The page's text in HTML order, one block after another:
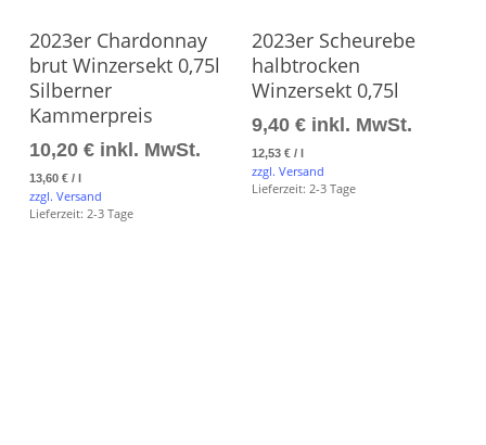
Produkt Ansehen
2023er Chardonnay
brut Winzersekt 0,75l
Silberner
Kammerpreis
10,20 € inkl. MwSt.
13,60 €/
zzgl. Versand
Lieferzeit: 2-3 Tage
Produkt Ansehen
2023er Scheurebe
halbtrocken
Winzersekt 0,75l
9,40 € inkl. MwSt.
12,53 €/
zzgl. Versand
Lieferzeit: 2-3 Tage